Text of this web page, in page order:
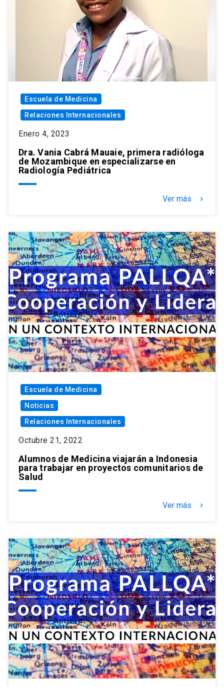
Escuela de Medicina
Relaciones Internacionales
Enero 4, 2023
Dra. Vania Cabrá Mauaie, primera radióloga
de Mozambique en especializarse en
Radiología Pediátrica
Ver más keyboard_arrow_right
Escuela de Medicina
Noticias
Relaciones Internacionales
Octubre 21, 2022
Alumnos de Medicina viajarán a Indonesia
para trabajar en proyectos comunitarios de
Salud
Ver más keyboard_arrow_right